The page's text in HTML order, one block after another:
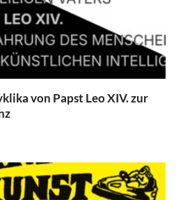
von Papst Leo XIV. zur